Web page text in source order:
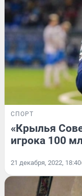
СПОРТ
«Крылья
игрока 100
21 декабря, 2022, 18:40